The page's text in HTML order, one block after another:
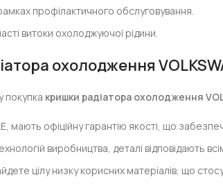
профілактичного обслуговування.
витоки охолоджуючої рідини.
охолодження
покупка кришки радіатора охолодження
мають офіційну гарантію якості, що
виробництва, деталі відповідають
цілу низку корисних матеріалів, що